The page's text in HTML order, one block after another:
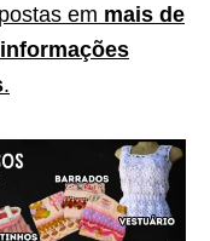
em mais de
informações
.